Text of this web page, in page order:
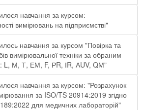
навчання за курсом:
вимірювань на підприємстві"
навчання за курсом "Повірка та
вимірювальної техніки за обраним
L, М, Т, ЕМ, F, РR, ІR, АUV, QМ"
навчання за курсом: "Розрахунок
за ISO/TS 20914:2019 згідно
для медичних лабораторій"